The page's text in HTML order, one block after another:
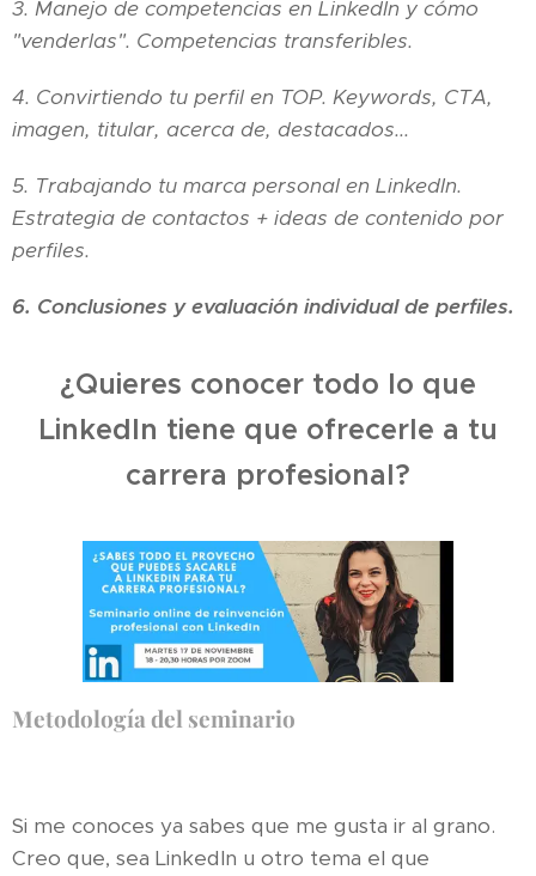
3. Manejo de competencias en LinkedIn y cómo
"venderlas". Competencias transferibles.
4. Convirtiendo tu perfil en TOP. Keywords, CTA,
imagen, titular, acerca de, destacados...
5. Trabajando tu marca personal en LinkedIn.
Estrategia de contactos + ideas de contenido por
perfiles.
6. Conclusiones y evaluación individual de perfiles.
¿Quieres conocer todo lo que
LinkedIn tiene que ofrecerle a tu
carrera profesional?
Metodología del seminario
Si me conoces ya sabes que me gusta ir al grano.
Creo que, sea LinkedIn u otro tema el que